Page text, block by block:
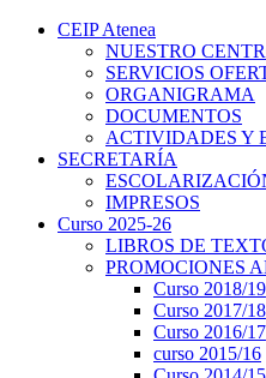
CEIP Atenea
NUESTRO
SERVICIOS
ORGANIGRAMA
DOCUMENTOS
ACTIVIDADES Y
SECRETARÍA
IMPRESOS
Curso 2025-26
LIBROS DE
PROMOCIONES
Curso 2018/19
Curso 2017/18
Curso 2016/17
curso 2015/16